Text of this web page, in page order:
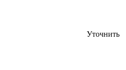
Уточнить